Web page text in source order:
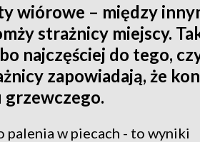
wiórowe – między
strażnicy miejscy.
najczęściej do tego,
zapowiadają, że
grzewczego.
w piecach - to wyniki